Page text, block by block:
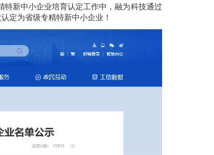
特新中小企业培育认定工作中，融为科技通过
定为省级专精特新中小企业！